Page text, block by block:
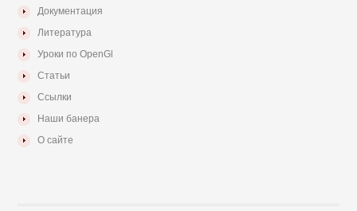
Документация
Литература
Уроки по OpenGl
Статьи
Ссылки
Наши банера
О сайте